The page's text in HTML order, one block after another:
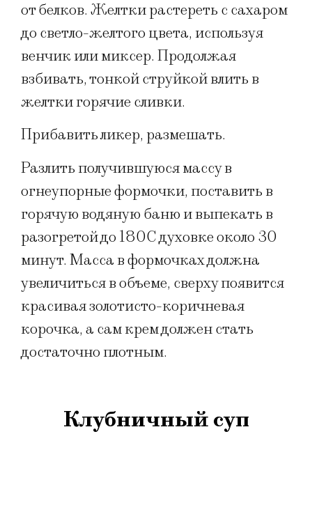
от белков. Желтки растереть с сахаром
до светло-желтого цвета, используя
венчик или миксер. Продолжая
взбивать, тонкой струйкой влить в
желтки горячие сливки.
Прибавить ликер, размешать.
Разлить получившуюся массу в
огнеупорные формочки, поставить в
горячую водяную баню и выпекать в
разогретой до 180С духовке около 30
минут. Масса в формочках должна
увеличиться в объеме, сверху появится
красивая золотисто-коричневая
корочка, а сам крем должен стать
достаточно плотным.
Клубничный суп